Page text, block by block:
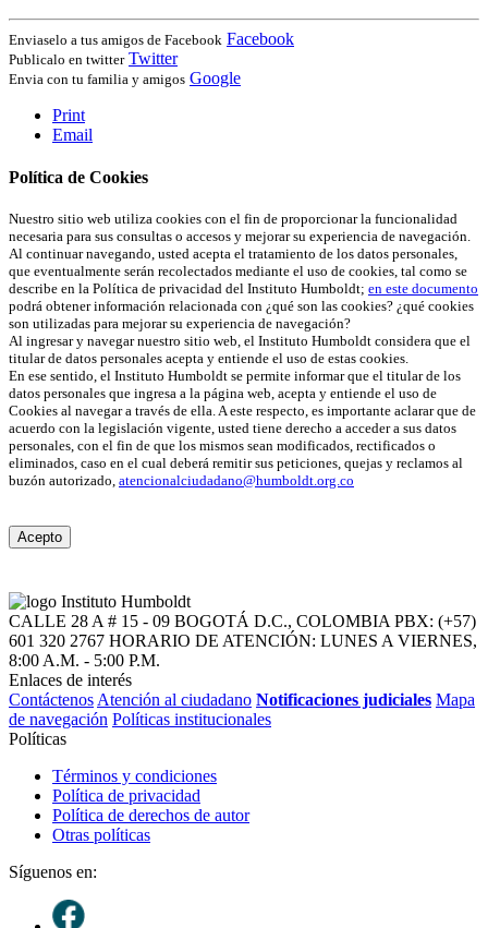
Enviaselo a tus amigos de Facebook Facebook
Publicalo en twitter Twitter
Envia con tu familia y amigos Google
Print
Email
Política de Cookies
Nuestro sitio web utiliza cookies con el fin de proporcionar la funcionalidad
necesaria para sus consultas o accesos y mejorar su experiencia de navegación.
Al continuar navegando, usted acepta el tratamiento de los datos personales,
que eventualmente serán recolectados mediante el uso de cookies, tal como se
describe en la Política de privacidad del Instituto Humboldt; en este documento
podrá obtener información relacionada con ¿qué son las cookies? ¿qué cookies
son utilizadas para mejorar su experiencia de navegación?
Al ingresar y navegar nuestro sitio web, el Instituto Humboldt considera que el
titular de datos personales acepta y entiende el uso de estas cookies.
En ese sentido, el Instituto Humboldt se permite informar que el titular de los
datos personales que ingresa a la página web, acepta y entiende el uso de
Cookies al navegar a través de ella. A este respecto, es importante aclarar que de
acuerdo con la legislación vigente, usted tiene derecho a acceder a sus datos
personales, con el fin de que los mismos sean modificados, rectificados o
eliminados, caso en el cual deberá remitir sus peticiones, quejas y reclamos al
buzón autorizado, atencionalciudadano@humboldt.org.co
Acepto
CALLE 28 A # 15 - 09 BOGOTÁ D.C., COLOMBIA PBX: (+57)
601 320 2767 HORARIO DE ATENCIÓN: LUNES A VIERNES,
8:00 A.M. - 5:00 P.M.
Enlaces de interés
Contáctenos Atención al ciudadano Notificaciones judiciales Mapa
de navegación Políticas institucionales
Políticas
Términos y condiciones
Política de privacidad
Política de derechos de autor
Otras políticas
Síguenos en: